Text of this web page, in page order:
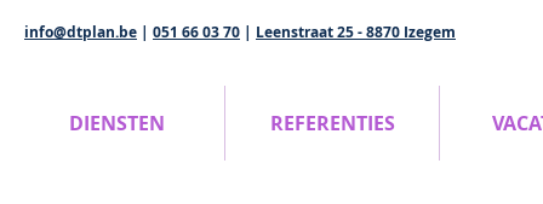
info@dtplan.be | 051 66 03 70 | Leenstraat 25 - 8870 Izegem
DIENSTEN REFERENTIES